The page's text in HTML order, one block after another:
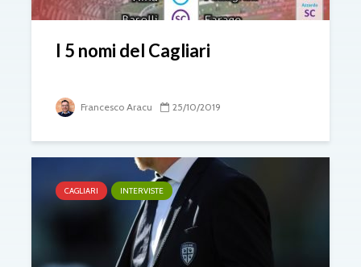
I 5 nomi del Cagliari
Francesco Aracu 25/10/2019
CAGLIARI INTERVISTE